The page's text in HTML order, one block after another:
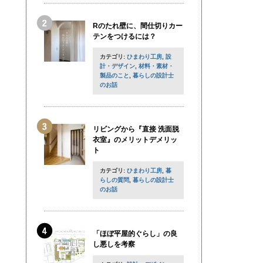
Rのたれ壁に、間仕切りカー
テンをつけるには？
カテゴリ: ひまわり工房 設
計・デザイン 材料・素材・
製品のこと
暮らしの設計士
のお話
リビングから『直接 洗面脱
衣室』のメリットデメリッ
ト
カテゴリ: ひまわり工房 暮
らしの質問
暮らしの設計士
のお話
「ほぼ平屋的ぐらし」の良
し悪しを考察